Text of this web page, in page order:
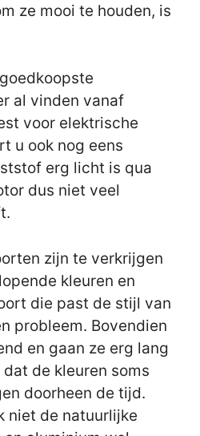
ze mooi te houden, is
al vinden vanaf
voor elektrische
u ook nog eens
erg licht is qua
dus niet veel
zijn te verkrijgen
kleuren en
die past de stijl van
probleem. Bovendien
en gaan ze erg lang
de kleuren soms
doorheen de tijd.
niet de natuurlijke